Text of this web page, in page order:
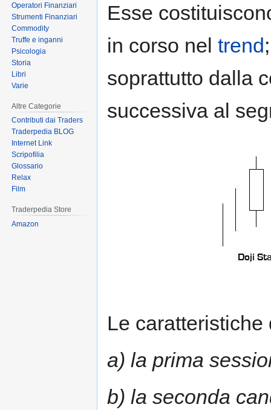
Esse
in corso nel trend
soprattutto dalla
successiva al
Le
a) la prima
b) la seconda
Operatori Finanziari
Strumenti Finanziari
Commodity
Truffe e inganni
Psicologia
Storia
Libri
Varie
Altre Categorie
Contributi dai Traders
Traderpedia BLOG
Internet Link
Scripofilia
Glossario
Relax
Film
Traderpedia Store
Amazon